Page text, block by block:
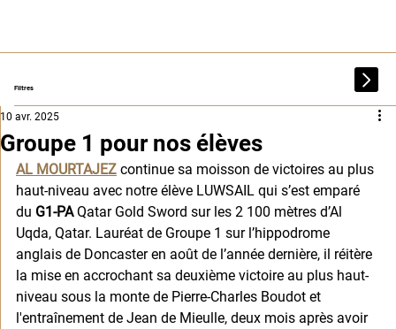
Filtres
Groupe 1 pour nos élèves
10 avr. 2025
AL MOURTAJEZ continue sa moisson de victoires au plus
haut-niveau avec notre élève LUWSAIL qui s’est emparé
du G1-PA Qatar Gold Sword sur les 2 100 mètres d’Al
Uqda, Qatar. Lauréat de Groupe 1 sur l’hippodrome
anglais de Doncaster en août de l’année dernière, il réitère
la mise en accrochant sa deuxième victoire au plus haut-
niveau sous la monte de Pierre-Charles Boudot et
l'entraînement de Jean de Mieulle, deux mois après avoir